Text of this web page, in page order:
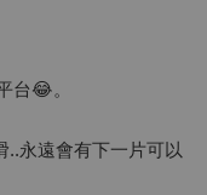
台😂。
..永遠會有下一片可以